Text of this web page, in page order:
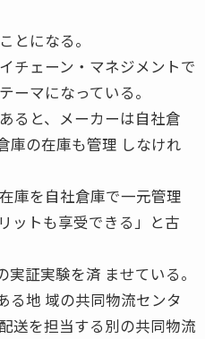
とになる。
チェーン・マネジメントで
ーマになっている。
ると、メーカーは自社倉
庫の在庫も管理 しなけれ
庫を自社倉庫で一元管理
ットも享受できる」と古
証実験を済 ませている。
る地 域の共同物流センタ
送を担当する別の共同物流